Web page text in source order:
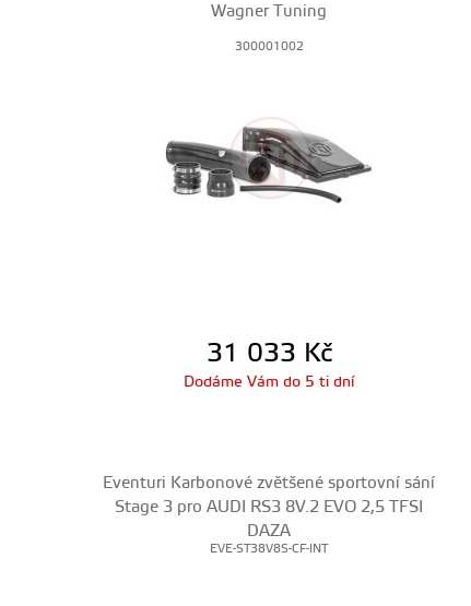
Wagner Tuning
300001002
31 033 Kč
Dodáme Vám do 5 ti dní
Eventuri Karbonové zvětšené sportovní sání
Stage 3 pro AUDI RS3 8V.2 EVO 2,5 TFSI
DAZA
EVE-ST38V8S-CF-INT